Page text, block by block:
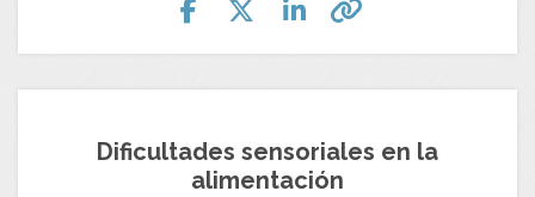
Dificultades sensoriales en la
alimentación